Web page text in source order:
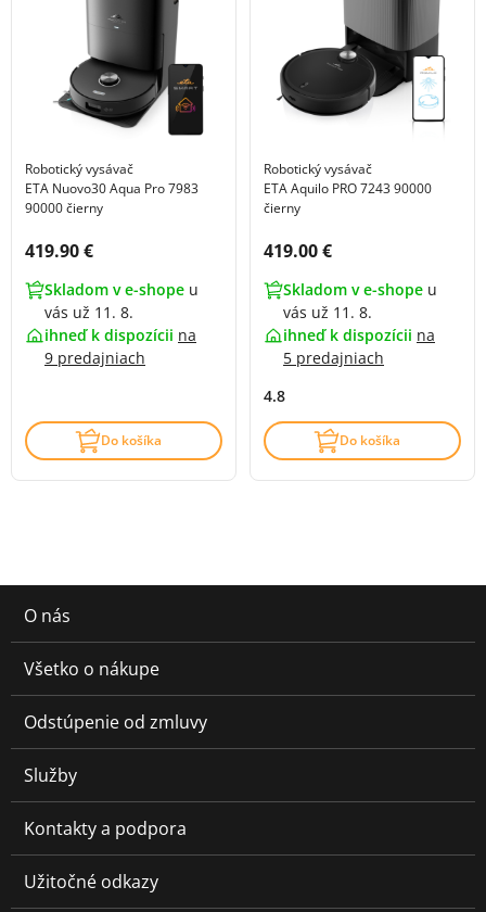
Robotický vysávač
ETA Nuovo30 Aqua Pro 7983
90000 čierny
Cena s DPH:
419.90 €
Skladom v e-shope u
vás už 11. 8.
ihneď k dispozícii na
9 predajniach
Do košíka
Robotický vysávač
ETA Aquilo PRO 7243 90000
čierny
Cena s DPH:
419.00 €
Skladom v e-shope u
vás už 11. 8.
ihneď k dispozícii na
5 predajniach
4.8
Do košíka
O nás
Všetko o nákupe
Odstúpenie od zmluvy
Služby
Kontakty a podpora
Užitočné odkazy